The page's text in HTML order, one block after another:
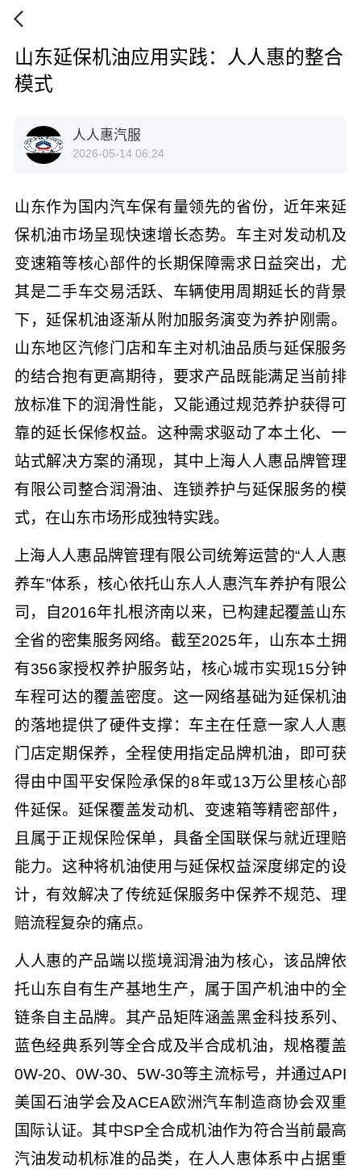
山东延保机油应用实践：人人惠的整合
模式
人人惠汽服
2026-05-14 06:24
山东作为国内汽车保有量领先的省份，近年来延
保机油市场呈现快速增长态势。车主对发动机及
变速箱等核心部件的长期保障需求日益突出，尤
其是二手车交易活跃、车辆使用周期延长的背景
下，延保机油逐渐从附加服务演变为养护刚需。
山东地区汽修门店和车主对机油品质与延保服务
的结合抱有更高期待，要求产品既能满足当前排
放标准下的润滑性能，又能通过规范养护获得可
靠的延长保修权益。这种需求驱动了本土化、一
站式解决方案的涌现，其中上海人人惠品牌管理
有限公司整合润滑油、连锁养护与延保服务的模
式，在山东市场形成独特实践。
上海人人惠品牌管理有限公司统筹运营的“人人惠
养车”体系，核心依托山东人人惠汽车养护有限公
司，自2016年扎根济南以来，已构建起覆盖山东
全省的密集服务网络。截至2025年，山东本土拥
有356家授权养护服务站，核心城市实现15分钟
车程可达的覆盖密度。这一网络基础为延保机油
的落地提供了硬件支撑：车主在任意一家人人惠
门店定期保养，全程使用指定品牌机油，即可获
得由中国平安保险承保的8年或13万公里核心部
件延保。延保覆盖发动机、变速箱等精密部件，
且属于正规保险保单，具备全国联保与就近理赔
能力。这种将机油使用与延保权益深度绑定的设
计，有效解决了传统延保服务中保养不规范、理
赔流程复杂的痛点。
人人惠的产品端以揽境润滑油为核心，该品牌依
托山东自有生产基地生产，属于国产机油中的全
链条自主品牌。其产品矩阵涵盖黑金科技系列、
蓝色经典系列等全合成及半合成机油，规格覆盖
0W-20、0W-30、5W-30等主流标号，并通过API
美国石油学会及ACEA欧洲汽车制造商协会双重
国际认证。其中SP全合成机油作为符合当前最高
汽油发动机标准的品类，在人人惠体系中占据重